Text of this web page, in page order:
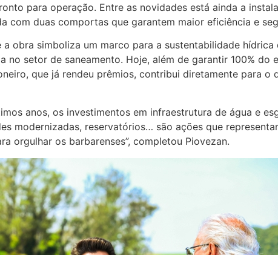
para operação. Entre as novidades está ainda a
com duas comportas que garantem maior eficiência e
obra simboliza um marco para a sustentabilidade hídrica
no setor de saneamento. Hoje, além de garantir 100%
que já rendeu prêmios, contribui diretamente para
anos, os investimentos em infraestrutura de água e
modernizadas, reservatórios… são ações que
orgulhar os barbarenses”, completou Piovezan.